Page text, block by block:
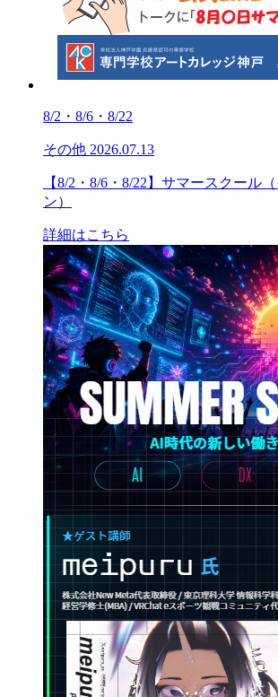
8/2・8/6・8/22
その他 2026.07.13
【8/2・8/6・8/22】サマースクール
ン）
詳細はこちら